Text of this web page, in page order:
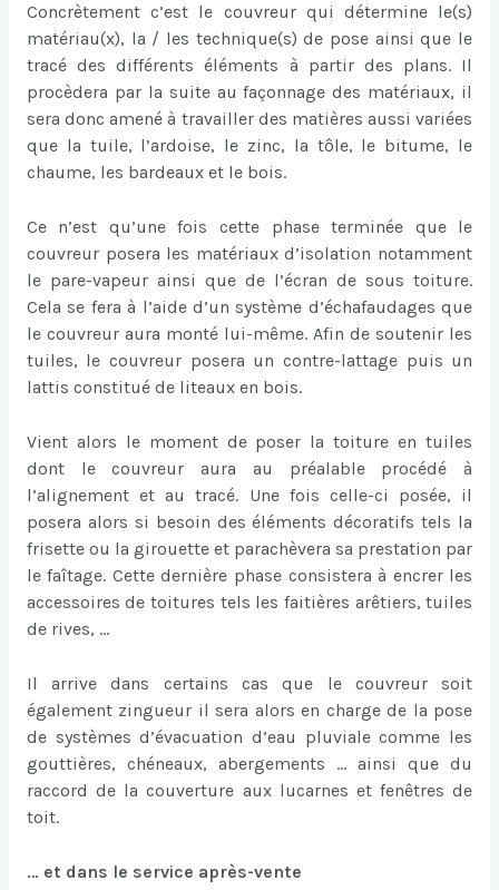
Concrètement c’est le couvreur qui détermine le(s)
matériau(x), la / les technique(s) de pose ainsi que le
tracé des différents éléments à partir des plans. Il
procèdera par la suite au façonnage des matériaux, il
sera donc amené à travailler des matières aussi variées
que la tuile, l’ardoise, le zinc, la tôle, le bitume, le
chaume, les bardeaux et le bois.
Ce n’est qu’une fois cette phase terminée que le
couvreur posera les matériaux d’isolation notamment
le pare-vapeur ainsi que de l’écran de sous toiture.
Cela se fera à l’aide d’un système d’échafaudages que
le couvreur aura monté lui-même. Afin de soutenir les
tuiles, le couvreur posera un contre-lattage puis un
lattis constitué de liteaux en bois.
Vient alors le moment de poser la toiture en tuiles
dont le couvreur aura au préalable procédé à
l’alignement et au tracé. Une fois celle-ci posée, il
posera alors si besoin des éléments décoratifs tels la
frisette ou la girouette et parachèvera sa prestation par
le faîtage. Cette dernière phase consistera à encrer les
accessoires de toitures tels les faitières arêtiers, tuiles
de rives, …
Il arrive dans certains cas que le couvreur soit
également zingueur il sera alors en charge de la pose
de systèmes d’évacuation d’eau pluviale comme les
gouttières, chéneaux, abergements … ainsi que du
raccord de la couverture aux lucarnes et fenêtres de
toit.
… et dans le service après-vente